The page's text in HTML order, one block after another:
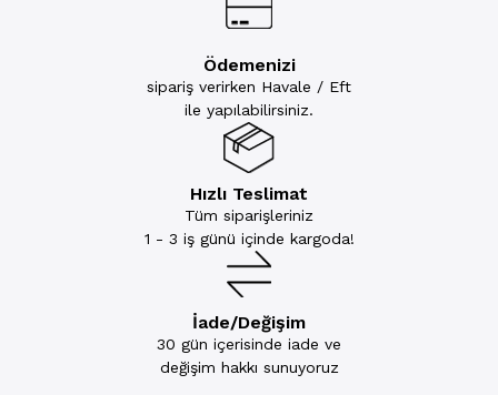
Ödemenizi
sipariş verirken Havale / Eft
ile yapılabilirsiniz.
Hızlı Teslimat
Tüm siparişleriniz
1 - 3 iş günü içinde kargoda!
İade/Değişim
30 gün içerisinde iade ve
değişim hakkı sunuyoruz